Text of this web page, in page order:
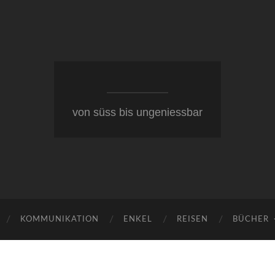
von süss bis ungeniessbar
KOMMUNIKATION ENKEL REISEN BÜCHER